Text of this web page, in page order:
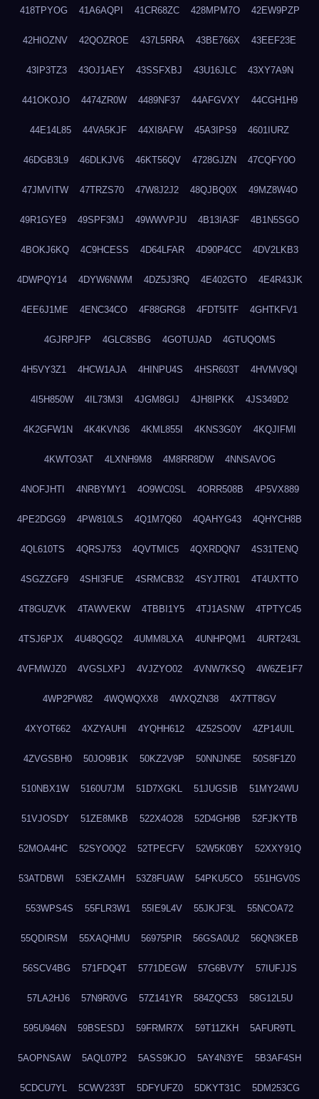
418TPYOG 41A6AQPI 41CR68ZC 428MPM7O 42EW9PZP
42HIOZNV 42QOZROE 437L5RRA 43BE766X 43EEF23E
43IP3TZ3 43OJ1AEY 43SSFXBJ 43U16JLC 43XY7A9N
441OKOJO 4474ZR0W 4489NF37 44AFGVXY 44CGH1H9
44E14L85 44VA5KJF 44XI8AFW 45A3IPS9 4601IURZ
46DGB3L9 46DLKJV6 46KT56QV 4728GJZN 47CQFY0O
47JMVITW 47TRZS70 47W8J2J2 48QJBQ0X 49MZ8W4O
49R1GYE9 49SPF3MJ 49WWVPJU 4B13IA3F 4B1N5SGO
4BOKJ6KQ 4C9HCESS 4D64LFAR 4D90P4CC 4DV2LKB3
4DWPQY14 4DYW6NWM 4DZ5J3RQ 4E402GTO 4E4R43JK
4EE6J1ME 4ENC34CO 4F88GRG8 4FDT5ITF 4GHTKFV1
4GJRPJFP 4GLC8SBG 4GOTUJAD 4GTUQOMS
4H5VY3Z1 4HCW1AJA 4HINPU4S 4HSR603T 4HVMV9QI
4I5H850W 4IL73M3I 4JGM8GIJ 4JH8IPKK 4JS349D2
4K2GFW1N 4K4KVN36 4KML855I 4KNS3G0Y 4KQJIFMI
4KWTO3AT 4LXNH9M8 4M8RR8DW 4NNSAVOG
4NOFJHTI 4NRBYMY1 4O9WC0SL 4ORR508B 4P5VX889
4PE2DGG9 4PW810LS 4Q1M7Q60 4QAHYG43 4QHYCH8B
4QL610TS 4QRSJ753 4QVTMIC5 4QXRDQN7 4S31TENQ
4SGZZGF9 4SHI3FUE 4SRMCB32 4SYJTR01 4T4UXTTO
4T8GUZVK 4TAWVEKW 4TBBI1Y5 4TJ1ASNW 4TPTYC45
4TSJ6PJX 4U48QGQ2 4UMM8LXA 4UNHPQM1 4URT243L
4VFMWJZ0 4VGSLXPJ 4VJZYO02 4VNW7KSQ 4W6ZE1F7
4WP2PW82 4WQWQXX8 4WXQZN38 4X7TT8GV
4XYOT662 4XZYAUHI 4YQHH612 4Z52SO0V 4ZP14UIL
4ZVGSBH0 50JO9B1K 50KZ2V9P 50NNJN5E 50S8F1Z0
510NBX1W 5160U7JM 51D7XGKL 51JUGSIB 51MY24WU
51VJOSDY 51ZE8MKB 522X4O28 52D4GH9B 52FJKYTB
52MOA4HC 52SYO0Q2 52TPECFV 52W5K0BY 52XXY91Q
53ATDBWI 53EKZAMH 53Z8FUAW 54PKU5CO 551HGV0S
553WPS4S 55FLR3W1 55IE9L4V 55JKJF3L 55NCOA72
55QDIRSM 55XAQHMU 56975PIR 56GSA0U2 56QN3KEB
56SCV4BG 571FDQ4T 5771DEGW 57G6BV7Y 57IUFJJS
57LA2HJ6 57N9R0VG 57Z141YR 584ZQC53 58G12L5U
595U946N 59BSESDJ 59FRMR7X 59T11ZKH 5AFUR9TL
5AOPNSAW 5AQL07P2 5ASS9KJO 5AY4N3YE 5B3AF4SH
5CDCU7YL 5CWV233T 5DFYUFZ0 5DKYT31C 5DM253CG